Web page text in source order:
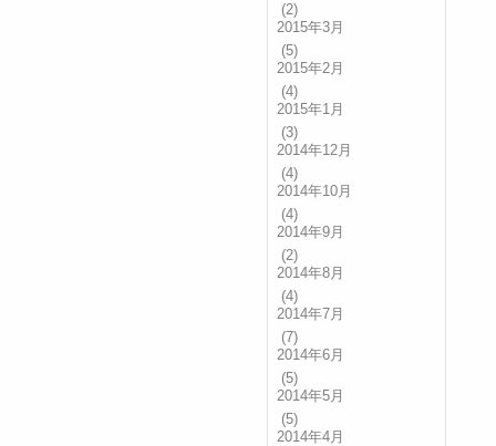
(2)
2015年3月
(5)
2015年2月
(4)
2015年1月
(3)
2014年12月
(4)
2014年10月
(4)
2014年9月
(2)
2014年8月
(4)
2014年7月
(7)
2014年6月
(5)
2014年5月
(5)
2014年4月